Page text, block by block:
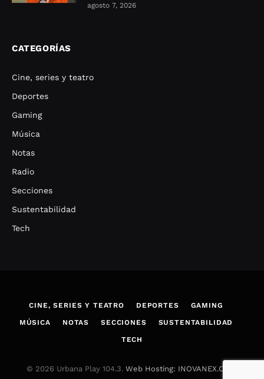
agosto 7, 2026
CATEGORÍAS
Cine, series y teatro
Deportes
Gaming
Música
Notas
Radio
Secciones
Sustentabilidad
Tech
CINE, SERIES Y TEATRO DEPORTES GAMING
MÚSICA NOTAS SECCIONES SUSTENTABILIDAD
TECH
© 2026 Urbana Play 104.3. Web Hosting: INOVANEX.COM